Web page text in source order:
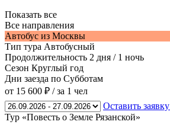
Показать все
Все направления
Автобус из Москвы
Тип тура Автобусный
Продолжительность 2 дня / 1 ночь
Сезон Круглый год
Дни заезда по Субботам
от 15 600 ₽ / за 1 чел
Оставить заявку
Тур «Повесть о Земле Рязанской»